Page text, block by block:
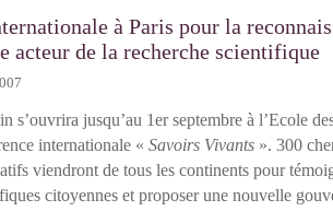
à Paris pour la
acteur de la recherche scientifique
s’ouvrira jusqu’au 1er septembre à l’Ecole
internationale « Savoirs Vivants ». 300
viendront de tous les continents pour
citoyennes et proposer une nouvelle